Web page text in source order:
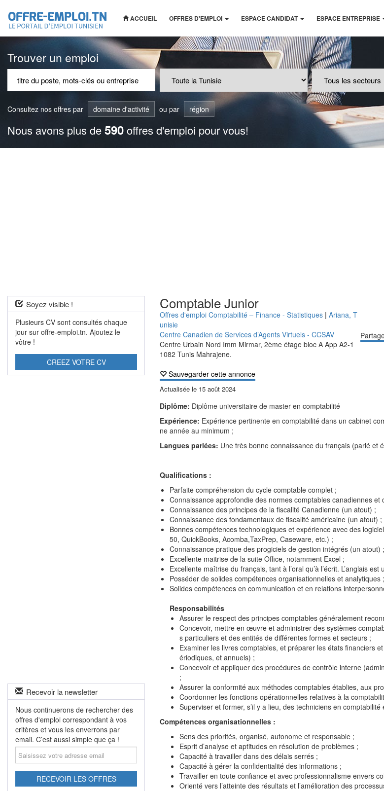
ACCUEIL OFFRES D'EMPLOI ESPACE CANDIDAT ESPACE ENTREPRISE
Trouver un emploi
Consultez nos offres par domaine d'activité ou par région
Nous avons plus de590offres d'emploi pour vous!
Soyez visible !
Plusieurs CV sont consultés chaque
jour sur offre-emploi.tn. Ajoutez le
vôtre !
CREEZ VOTRE CV
Recevoir la newsletter
Nous continuerons de rechercher des
offres d'emploi correspondant à vos
critères et vous les enverrons par
email. C’est aussi simple que ça !
Saisissez
votre
adresse
RECEVOIR LES OFFRES
Comptable Junior
Offres d'emploi Comptabilité – Finance - Statistiques |Ariana, T
unisie
Centre Canadien de Services d’Agents Virtuels - CCSAV
Centre Urbain Nord Imm Mirmar, 2ème étage bloc A App A2-1
1082 Tunis Mahrajene.
Sauvegarder cette annonce
Actualisée le 15 août 2024
Diplôme: Diplôme universitaire de master en comptabilité
Expérience: Expérience pertinente en comptabilité dans un cabinet
ne année au minimum ;
Langues parlées: Une très bonne connaissance du français (parlé et
Qualifications :
Parfaite compréhension du cycle comptable complet ;
Connaissance approfondie des normes comptables canadiennes et
Connaissance des principes de la fiscalité Canadienne (un atout) ;
Connaissance des fondamentaux de fiscalité américaine (un atout) ;
Bonnes compétences technologiques etexpérience avec des
50, QuickBooks, Acomba,TaxPrep, Caseware, etc.) ;
Connaissance pratique des progiciels de gestion intégrés (un atout) ;
Excellente maitrise de la suite Office, notamment Excel ;
Excellente maîtrise du français, tant à l’oral qu’à l’écrit. L’anglais est
Posséder de solides compétences organisationnelles et analytiques ;
Solides compétences en communication et en relations
Responsabilités
Assurer le respect des principes comptables généralement
Concevoir, mettre en œuvre et administrer des systèmes
s particuliers et des entités de différentes formes et secteurs ;
Examiner les livres comptables, et préparer les états financiers
ériodiques, et annuels) ;
Concevoir et appliquer des procédures de contrôle interne
;
Assurer la conformité aux méthodes comptables établies, aux
Coordonner les fonctions opérationnelles relatives à la
Superviser et former, s’il y a lieu, des techniciens en
Compétences organisationnelles :
Sens des priorités, organisé, autonome et responsable ;
Esprit d’analyse et aptitudes en résolution de problèmes ;
Capacité à travailler dans des délais serrés ;
Capacité à gérer la confidentialité des informations ;
Travailler en toute confiance et avec professionnalisme envers
Orienté vers l’atteinte des résultats et l’amélioration des